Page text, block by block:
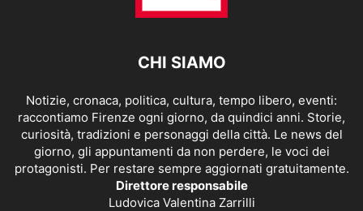
CHI SIAMO
Notizie, cronaca, politica, cultura, tempo libero, eventi:
raccontiamo Firenze ogni giorno, da quindici anni. Storie,
curiosità, tradizioni e personaggi della città. Le news del
giorno, gli appuntamenti da non perdere, le voci dei
protagonisti. Per restare sempre aggiornati gratuitamente.
Direttore responsabile
Ludovica Valentina Zarrilli